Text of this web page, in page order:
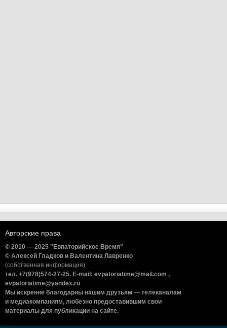
Авторские права
© 2010 — 2025 "Евпаторийское Время"
© Алексей Гладков и Валентина Лавренко
(собственная информация)
тел. +7(978)574-27-25. E-mail: evpatoriatime@mail.com ,
evpatoriatime@yandex.ru
Мы искренне благодарны нашим друзьям — телеканалам
и медиакомпаниям, любезно предоставившим свои
материалы для публикации на сайте.